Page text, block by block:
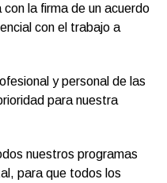
la firma de un acuerdo
con el trabajo a
y personal de las
para nuestra
nuestros programas
para que todos los